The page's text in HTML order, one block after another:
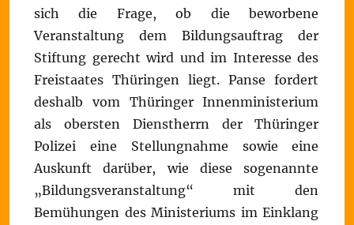
sich die Frage, ob die beworbene
Veranstaltung dem Bildungsauftrag der
Stiftung gerecht wird und im Interesse des
Freistaates Thüringen liegt. Panse fordert
deshalb vom Thüringer Innenministerium
als obersten Dienstherrn der Thüringer
Polizei eine Stellungnahme sowie eine
Auskunft darüber, wie diese sogenannte
„Bildungsveranstaltung“ mit den
Bemühungen des Ministeriums im Einklang